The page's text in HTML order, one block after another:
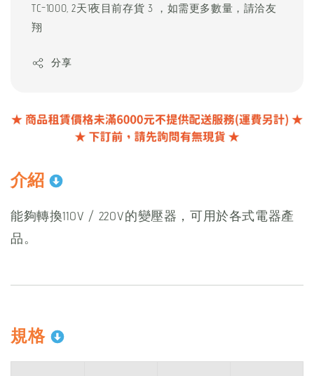
TC-1000, 2天1夜目前存貨 3 ，如需更多數量，請洽友
翔
分享
介紹
能夠轉換110V / 220V的變壓器，可用於各式電器產
品。
規格